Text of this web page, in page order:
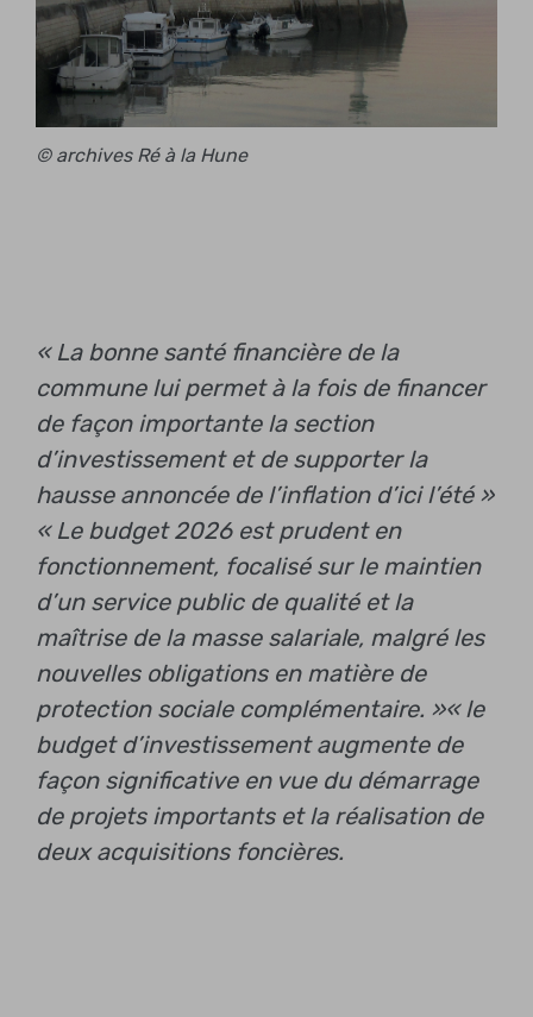
© archives Ré à la Hune
« La bonne santé financière de la
commune lui permet à la fois de financer
de façon importante la section
d’investissement et de supporter la
hausse annoncée de l’inflation d’ici l’été »
« Le budget 2026 est prudent en
fonctionnement, focalisé sur le maintien
d’un service public de qualité et la
maîtrise de la masse salariale, malgré les
nouvelles obligations en matière de
protection sociale complémentaire. »« le
budget d’investissement augmente de
façon significative en vue du démarrage
de projets importants et la réalisation de
deux acquisitions foncières.